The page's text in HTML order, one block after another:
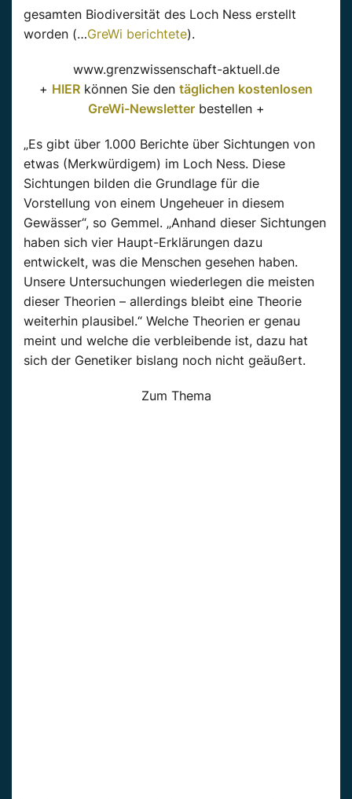
gesamten Biodiversität des Loch Ness erstellt
worden (…GreWi berichtete).
www.grenzwissenschaft-aktuell.de
+ HIER können Sie den täglichen kostenlosen
GreWi-Newsletterbestellen +
„Es gibt über 1.000 Berichte über Sichtungen von
etwas (Merkwürdigem) im Loch Ness. Diese
Sichtungen bilden die Grundlage für die
Vorstellung von einem Ungeheuer in diesem
Gewässer“, so Gemmel. „Anhand dieser Sichtungen
haben sich vier Haupt-Erklärungen dazu
entwickelt, was die Menschen gesehen haben.
Unsere Untersuchungen wiederlegen die meisten
dieser Theorien – allerdings bleibt eine Theorie
weiterhin plausibel.“ Welche Theorien er genau
meint und welche die verbleibende ist, dazu hat
sich der Genetiker bislang noch nicht geäußert.
Zum Thema